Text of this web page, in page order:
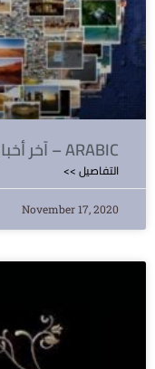
آخر أخبار أستراليا – ARABIC
<< التفاصيل
November 17, 2020